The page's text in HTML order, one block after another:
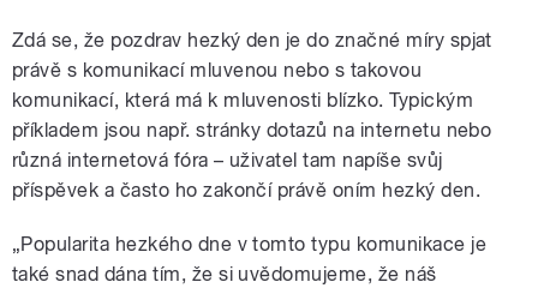
Zdá se, že pozdrav hezký den je do značné míry spjat
právě s komunikací mluvenou nebo s takovou
komunikací, která má k mluvenosti blízko. Typickým
příkladem jsou např. stránky dotazů na internetu nebo
různá internetová fóra – uživatel tam napíše svůj
příspěvek a často ho zakončí právě oním hezký den.
„Popularita hezkého dne v tomto typu komunikace je
také snad dána tím, že si uvědomujeme, že náš